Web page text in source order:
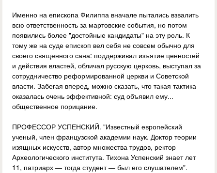
Именно на епископа Филиппа вначале пытались взвалить
всю ответственность за мартовские события, но потом
появились более "достойные кандидаты" на эту роль. К
тому же на суде епископ вел себя не совсем обычно для
своего священного сана: поддерживал изъятие ценностей
и действия властей, обличал русскую церковь, выступал за
сотрудничество реформированной церкви и Советской
власти. Забегая вперед, можно сказать, что такая тактика
оказалась очень эффективной: суд объявил ему...
общественное порицание.
ПРОФЕССОР УСПЕНСКИЙ. "Известный европейский
ученый, член французской академии наук. Доктор теории
изящных искусств, автор множества трудов, ректор
Археологического института. Тихона Успенский знает лет
11, патриарх — тогда студент — был его слушателем".